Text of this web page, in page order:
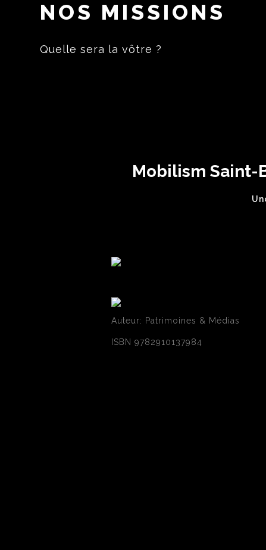
NOS MISSIONS
Quelle sera la vôtre ?
Mobilism Saint-
Auteur: Patrimoines & Médias
ISBN 9782910137984